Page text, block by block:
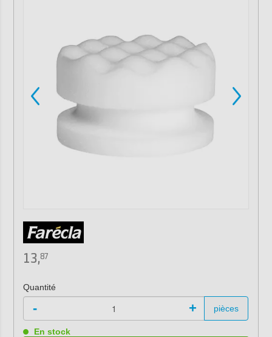
13,87
Quantité
- + pièces
En stock